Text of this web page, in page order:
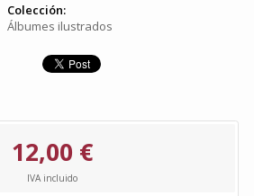
Colección:
Álbumes ilustrados
12,00 €
IVA incluido